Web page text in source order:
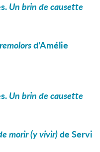
Un brin de causette
d'Amélie
Un brin de causette
morir (y vivir)de Servi